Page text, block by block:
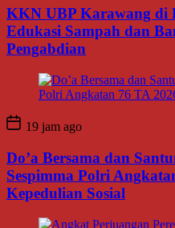
KKN UBP Karawang di
Edukasi Sampah dan
Pengabdian
19 jam ago
Do’a Bersama dan
Sespimma Polri
Kepedulian Sosial